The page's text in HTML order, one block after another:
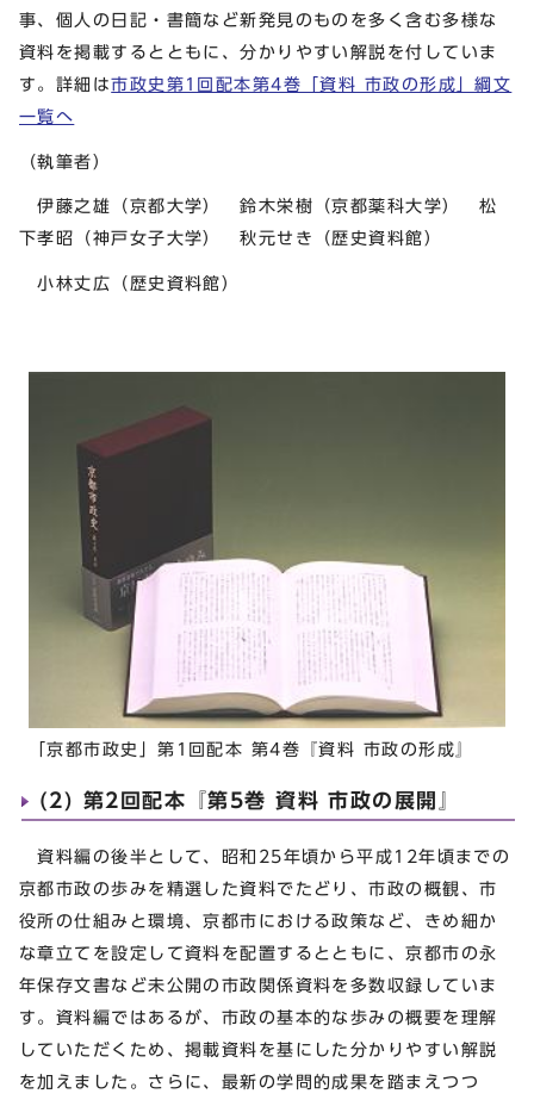
事、個人の日記・書簡など新発見のものを多く含む多様な
資料を掲載するとともに、分かりやすい解説を付していま
す。詳細は市政史第1回配本第4巻「資料 市政の形成」綱文
一覧へ
（執筆者）
伊藤之雄（京都大学） 鈴木栄樹（京都薬科大学） 松
下孝昭（神戸女子大学） 秋元せき（歴史資料館）
小林丈広（歴史資料館）
「京都市政史」第1回配本 第4巻『資料 市政の形成』
(2) 第2回配本『第5巻 資料 市政の展開』
資料編の後半として、昭和25年頃から平成12年頃までの
京都市政の歩みを精選した資料でたどり、市政の概観、市
役所の仕組みと環境、京都市における政策など、きめ細か
な章立てを設定して資料を配置するとともに、京都市の永
年保存文書など未公開の市政関係資料を多数収録していま
す。資料編ではあるが、市政の基本的な歩みの概要を理解
していただくため、掲載資料を基にした分かりやすい解説
を加えました。さらに、最新の学問的成果を踏まえつつ